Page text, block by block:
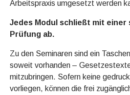
Arbeitspraxis umgesetzt werden
Jedes Modul schließt mit
Prüfung ab.
Zu den Seminaren sind ein
soweit vorhanden –
mitzubringen. Sofern keine
vorliegen, können die frei